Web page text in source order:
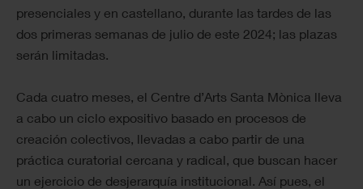
presenciales y en castellano, durante las tardes de las
dos primeras semanas de julio de este 2024; las plazas
serán limitadas.
Cada cuatro meses, el Centre d’Arts Santa Mònica lleva
a cabo un ciclo expositivo basado en procesos de
creación colectivos, llevadas a cabo partir de una
práctica curatorial cercana y radical, que buscan hacer
un ejercicio de desjerarquía institucional. Así pues, el